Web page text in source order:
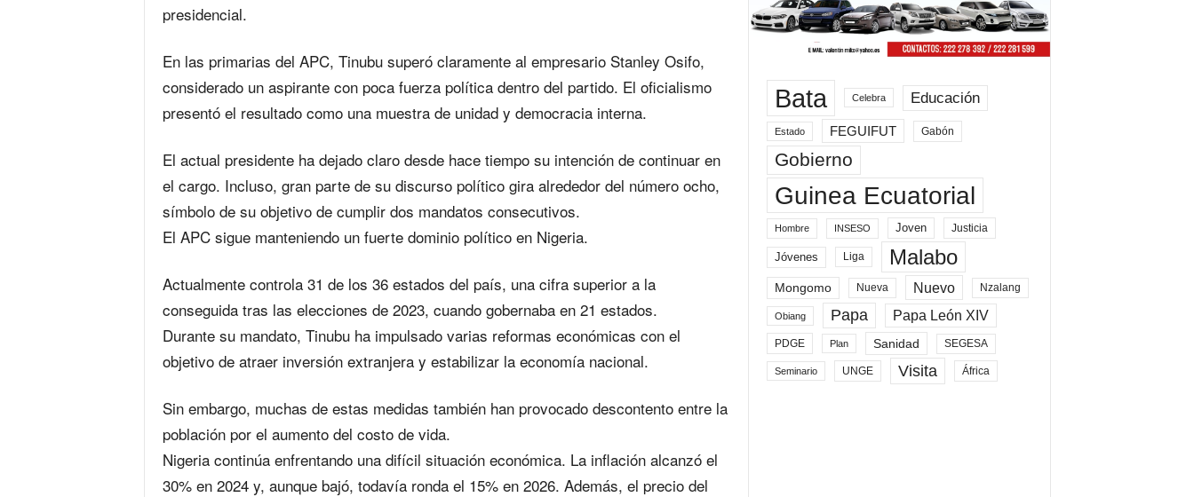
presidencial.
En las primarias del APC, Tinubu superó claramente al empresario Stanley Osifo,
considerado un aspirante con poca fuerza política dentro del partido. El oficialismo
presentó el resultado como una muestra de unidad y democracia interna.
El actual presidente ha dejado claro desde hace tiempo su intención de continuar en
el cargo. Incluso, gran parte de su discurso político gira alrededor del número ocho,
símbolo de su objetivo de cumplir dos mandatos consecutivos.
El APC sigue manteniendo un fuerte dominio político en Nigeria.
Actualmente controla 31 de los 36 estados del país, una cifra superior a la
conseguida tras las elecciones de 2023, cuando gobernaba en 21 estados.
Durante su mandato, Tinubu ha impulsado varias reformas económicas con el
objetivo de atraer inversión extranjera y estabilizar la economía nacional.
Sin embargo, muchas de estas medidas también han provocado descontento entre la
población por el aumento del costo de vida.
Nigeria continúa enfrentando una difícil situación económica. La inflación alcanzó el
30% en 2024 y, aunque bajó, todavía ronda el 15% en 2026. Además, el precio del
Bata Celebra Educación
Estado FEGUIFUT Gabón
Gobierno
Guinea Ecuatorial
Hombre INSESO Joven Justicia
Jóvenes Liga Malabo
Mongomo Nueva Nuevo Nzalang
Obiang Papa Papa León XIV
PDGE Plan Sanidad SEGESA
Seminario UNGE Visita África